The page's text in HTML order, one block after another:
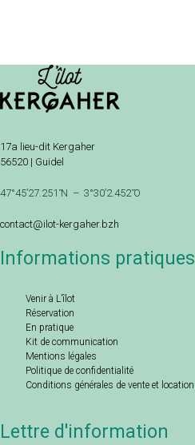
17a lieu-dit Kergaher
56520 | Guidel
47°45’27.251 ̋N – 3°30’2.452 ̋O
contact@ilot-kergaher.bzh
Informations pratiques
Venir à L’îlot
Réservation
En pratique
Kit de communication
Mentions légales
Politique de confidentialité
Conditions générales de vente et location
Lettre d'information